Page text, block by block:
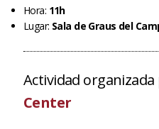
Hora: 11h
Lugar: Sala de Graus del
Actividad organizada
Center